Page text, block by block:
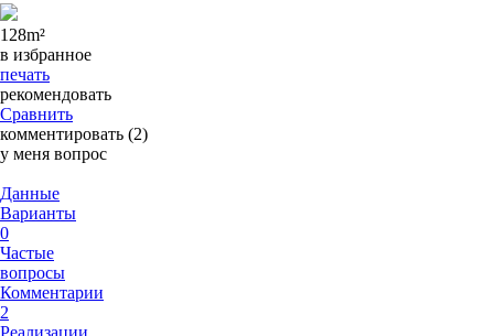
128m²
в избранное
печать
рекомендовать
Сравнить
комментировать (2)
у меня вопрос
Данные
Варианты
0
Частые
вопросы
Комментарии
2
Реализации